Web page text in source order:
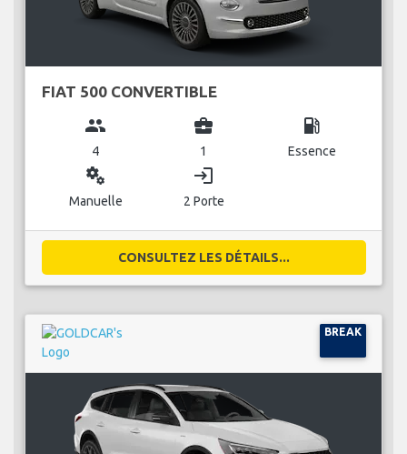
FIAT 500 CONVERTIBLE
group
4
business_center
1
local_gas_station
Essence
miscellaneous_services
Manuelle
login
2 Porte
CONSULTEZ LES DÉTAILS...
BREAK